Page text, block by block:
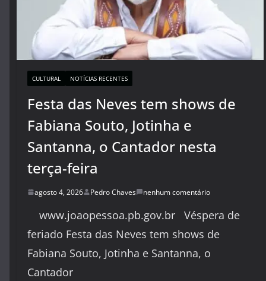
CULTURAL NOTÍCIAS RECENTES
Festa das Neves tem shows de
Fabiana Souto, Jotinha e
Santanna, o Cantador nesta
terça-feira
agosto 4, 2026 Pedro Chaves nenhum comentário
www.joaopessoa.pb.gov.br Véspera de
feriado Festa das Neves tem shows de
Fabiana Souto, Jotinha e Santanna, o
Cantador